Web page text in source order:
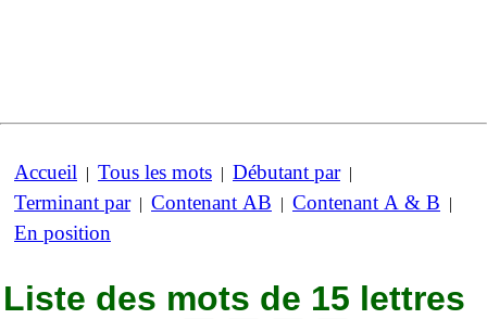
Accueil | Tous les mots | Débutant par|
Terminant par| Contenant AB | Contenant A & B |
En position
Liste des mots de 15 lettres